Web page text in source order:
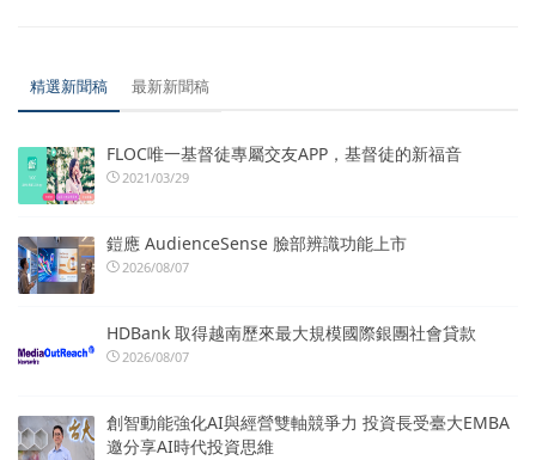
精選新聞稿 最新新聞稿
FLOC唯一基督徒專屬交友APP，基督徒的新福音
2021/03/29
鎧應 AudienceSense 臉部辨識功能上市
2026/08/07
HDBank 取得越南歷來最大規模國際銀團社會貸款
2026/08/07
創智動能強化AI與經營雙軸競爭力 投資長受臺大EMBA
邀分享AI時代投資思維